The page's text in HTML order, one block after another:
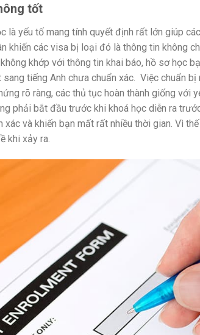
tốt
là yếu tố mang tính quyết định rất lớn giúp
khiến các visa bị loại đó là thông tin không
khớp với thông tin khai báo, hồ sơ học
tiếng Anh chưa chuẩn xác. Việc chuẩn
rõ ràng, các thủ tục hoàn thành giống với
phải bắt đầu trước khi khoá học diễn ra
xác và khiến bạn mất rất nhiều thời gian. Vì
khi xảy ra.